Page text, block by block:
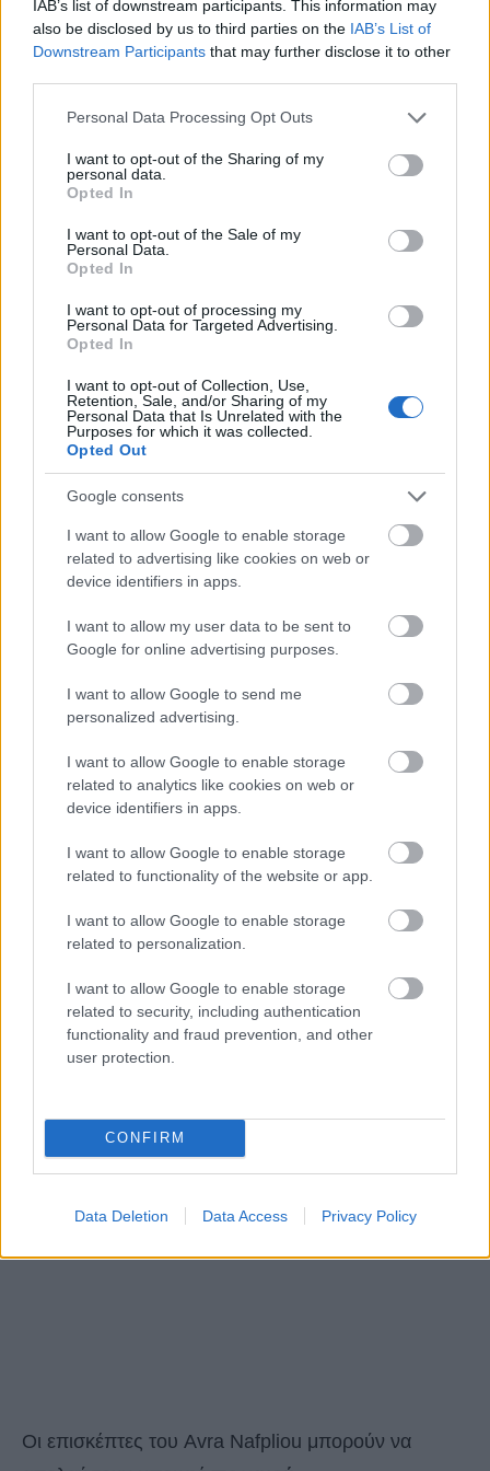
IAB’s list of downstream participants. This information may
also be disclosed by us to third parties on the IAB’s List of
Downstream Participants that may further disclose it to other
Please note that this website/app uses one or more Google
not limited to your visit or usage behaviour. You may click to
grant or deny consent to Google and its third-party tags to
use your data for below specified purposes in below Google
consent section.
Personal Data Processing Opt Outs
I want to opt-out of the Sharing of my
personal data.
Opted In
I want to opt-out of the Sale of my
Personal Data.
Opted In
I want to opt-out of processing my
Personal Data for Targeted Advertising.
Opted In
I want to opt-out of Collection, Use,
Retention, Sale, and/or Sharing of my
Personal Data that Is Unrelated with the
Purposes for which it was collected.
Opted Out
Google consents
I want to allow Google to enable storage
related to advertising like cookies on web or
device identifiers in apps.
I want to allow my user data to be sent to
Google for online advertising purposes.
I want to allow Google to send me
personalized advertising.
I want to allow Google to enable storage
related to analytics like cookies on web or
device identifiers in apps.
I want to allow Google to enable storage
related to functionality of the website or app.
I want to allow Google to enable storage
related to personalization.
I want to allow Google to enable storage
related to security, including authentication
functionality and fraud prevention, and other
user protection.
CONFIRM
Data Deletion Data Access Privacy Policy
Οι επισκέπτες του Avra Nafpliou μπορούν να